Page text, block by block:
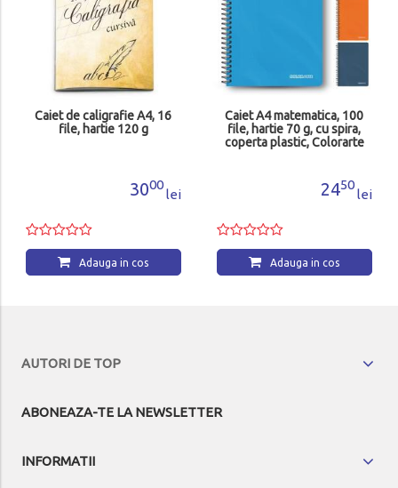
Caiet de caligrafie A4, 16
file, hartie 120 g
3000
lei
Adauga in cos
Caiet A4 matematica, 100
file, hartie 70 g, cu spira,
coperta plastic, Colorarte
2450
lei
Adauga in cos
AUTORI DE TOP
ABONEAZA-TE LA NEWSLETTER
INFORMATII